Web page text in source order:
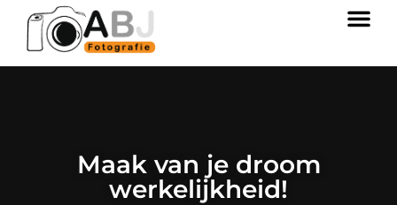
Maak van je droom
werkelijkheid!